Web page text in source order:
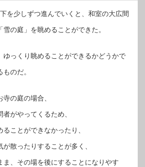
を少しずつ進んでいくと、和室の大広間
の庭」を眺めることができた。
ゆっくり眺めることができるかどうかで
のだ。
の庭の場合、
がやってくるため、
ことができなかったり、
散ったりすることが多く、
ま、その場を後にすることになりやす